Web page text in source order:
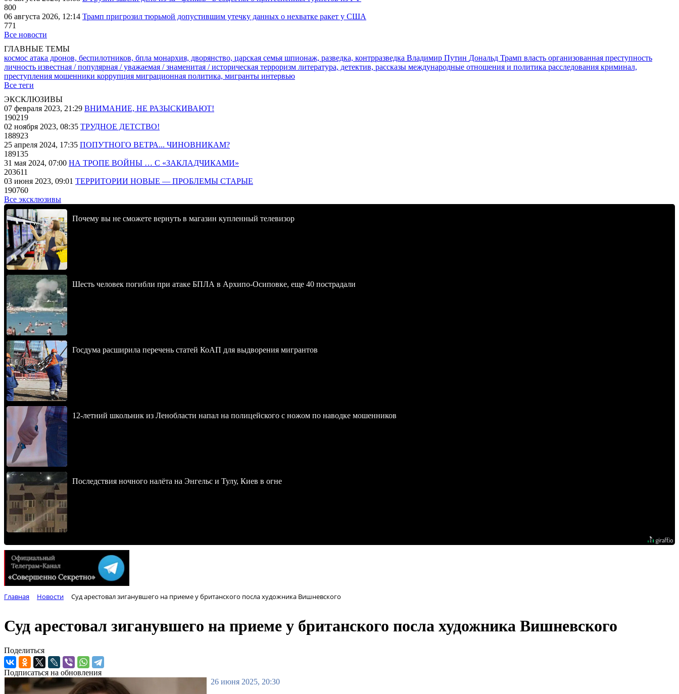
800
06 августа 2026, 12:14 Трамп пригрозил тюрьмой допустившим утечку данных о нехватке ракет у США
771
Все новости
ГЛАВНЫЕ ТЕМЫ
космос атака дронов, беспилотников, бпла монархия, дворянство, царская семья шпионаж, разведка, контрразведка Владимир Путин Дональд Трамп власть организованная преступность
личность известная / популярная / уважаемая / знаменитая / историческая терроризм литература, детектив, рассказы международные отношения и политика расследования криминал,
преступления мошенники коррупция миграционная политика, мигранты интервью
Все теги
ЭКСКЛЮЗИВЫ
07 февраля 2023, 21:29 ВНИМАНИЕ, НЕ РАЗЫСКИВАЮТ!
190219
02 ноября 2023, 08:35 ТРУДНОЕ ДЕТСТВО!
188923
25 апреля 2024, 17:35 ПОПУТНОГО ВЕТРА... ЧИНОВНИКАМ?
189135
31 мая 2024, 07:00 НА ТРОПЕ ВОЙНЫ … С «ЗАКЛАДЧИКАМИ»
203611
03 июня 2023, 09:01 ТЕРРИТОРИИ НОВЫЕ — ПРОБЛЕМЫ СТАРЫЕ
190760
Все эксклюзивы
Почему вы не сможете вернуть в магазин купленный телевизор
Шесть человек погибли при атаке БПЛА в Архипо-Осиповке, еще 40 пострадали
Госдума расширила перечень статей КоАП для выдворения мигрантов
12-летний школьник из Ленобласти напал на полицейского с ножом по наводке мошенников
Последствия ночного налёта на Энгельс и Тулу, Киев в огне
Главная Новости Суд арестовал зиганувшего на приеме у британского посла художника Вишневского
Суд арестовал зиганувшего на приеме у британского посла художника Вишневского
Поделиться
Подписаться на обновления
26 июня 2025, 20:30